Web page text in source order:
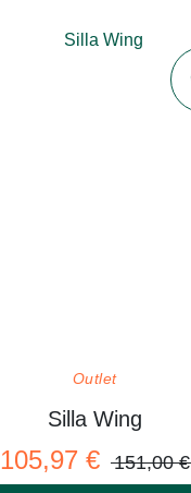
Outlet
Silla Wing
105,97 € 151,00 €